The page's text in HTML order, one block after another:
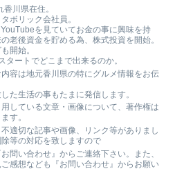
川県在住。
ボリック会社員。
を見ていてお金の事に興味を持
老後資金を貯める為、株式投資を開始。
開始。
タートでどこまで出来るのか。
容は地元香川県の特にグルメ情報をお伝
た生活の事もたまに発信します。
している文章・画像について、著作権は
す。
適切な記事や画像、リンク等がありまし
等の対応を致しますので
問い合わせ』からご連絡下さい。また、
感想なども『お問い合わせ』からお願い